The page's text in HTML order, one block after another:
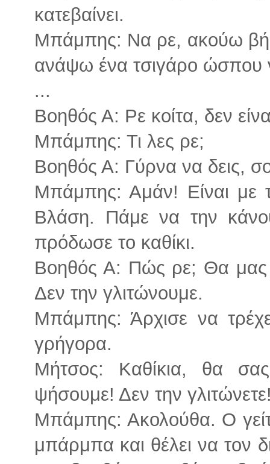
κατεβαίνει.
Μπάμπης: Να ρε, ακούω
ανάψω ένα τσιγάρο ώσπου
...
Βοηθός Α: Ρε κοίτα, δεν
Μπάμπης: Τι λες ρε;
Βοηθός Α: Γύρνα να δεις,
Μπάμπης: Αμάν! Είναι με
Βλάση. Πάμε να την
πρόδωσε το καθίκι.
Βοηθός Α: Πώς ρε; Θα μας
Δεν την γλιτώνουμε.
Μπάμπης: Άρχισε να
γρήγορα.
Μήτσος: Καθίκια, θα
ψήσουμε! Δεν την
Μπάμπης: Ακολούθα. Ο
μπάρμπα και θέλει να τον